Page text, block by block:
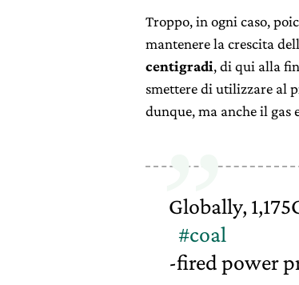
Troppo, in ogni caso,
mantenere la crescita
centigradi, di qui alla
smettere di utilizzare al
dunque, ma anche il gas
Globally,
#coal
-fired power